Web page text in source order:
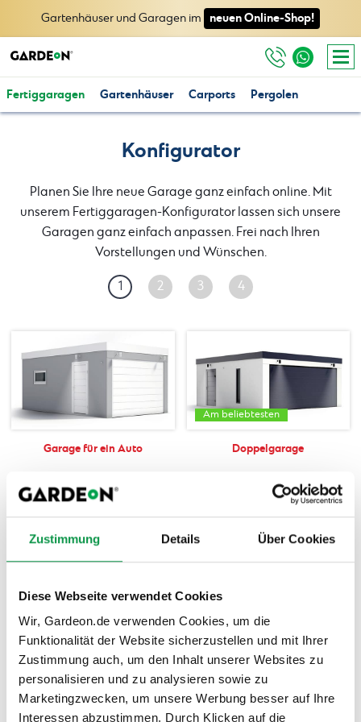
Zustimmung Details Über Cookies
Diese Webseite verwendet Cookies
Wir, Gardeon.de verwenden Cookies, um die
Funktionalität der Website sicherzustellen und mit Ihrer
Zustimmung auch, um den Inhalt unserer Websites zu
personalisieren und zu analysieren sowie zu
Marketingzwecken, um unsere Werbung besser auf Ihre
Interessen abzustimmen. Durch Klicken auf die
Gartenhäuser und Garagen im neuen Online-Shop!
Fertiggaragen Gartenhäuser Carports Pergolen
Konfigurator
Planen Sie Ihre neue Garage ganz einfach online. Mit
unserem Fertiggaragen-Konfigurator lassen sich unsere
Garagen ganz einfach anpassen. Frei nach Ihren
Vorstellungen und Wünschen.
1 2 3 4
Garage für ein Auto
Am beliebtesten
Doppelgarage
Maßangefertigte Garage